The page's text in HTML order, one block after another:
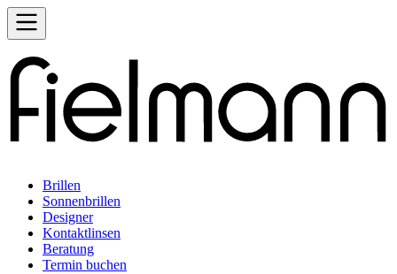
Brillen
Sonnenbrillen
Designer
Kontaktlinsen
Beratung
Termin buchen